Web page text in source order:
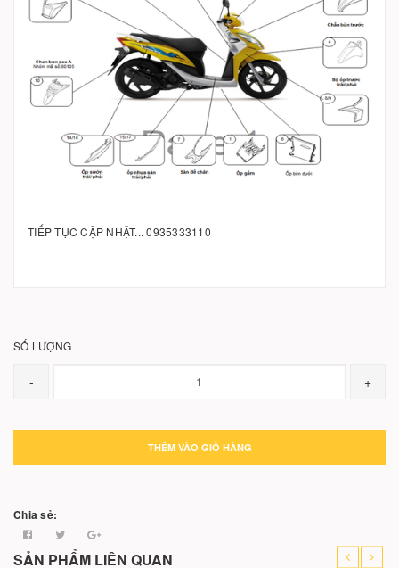
TIẾP TỤC CẬP NHẬT... 0935333110
SỐ LƯỢNG
- +
THÊM VÀO GIỎ HÀNG
Chia sẻ:
SẢN PHẨM LIÊN QUAN